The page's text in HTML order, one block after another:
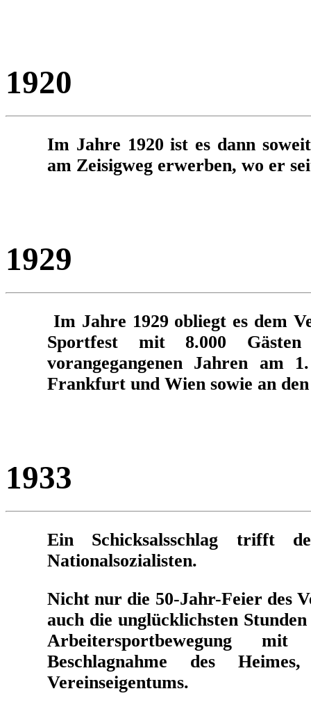
1920
Im Jahre 1920 ist es dann
am Zeisigweg erwerben, wo er
1929
Im Jahre 1929 obliegt es dem
Sportfest mit 8.000
vorangegangenen Jahren am
Frankfurt und Wien sowie an
1933
Ein Schicksalsschlag trifft
Nationalsozialisten.
Nicht nur die 50-Jahr-Feier des
auch die unglücklichsten
Arbeitersportbewegung
Beschlagnahme des
Vereinseigentums.